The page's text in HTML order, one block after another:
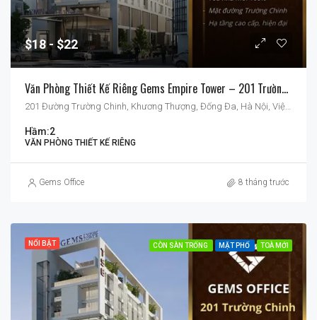
$18 $22
Văn Phòng Thiết Kế Riêng Gems Empire Tower – 201 Trường Chinh
201 Đường Trường Chinh, Khương Thượng, Đống Đa, Hà Nội, Việt Nam
Hầm:2
VĂN PHÒNG THIẾT KẾ RIÊNG
Gems Office 8 tháng trước
NỔI BẬT CÒN SÀN TRỐNG MẶT PHỐ TOÀ MỚI